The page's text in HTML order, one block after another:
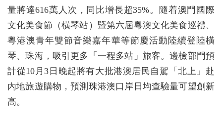
量將達616萬人次，同比增長超35%。隨着澳門國際
文化美食節（橫琴站）暨第六屆粵澳文化美食巡禮、
粵港澳青年雙節音樂嘉年華等節慶活動陸續登陸橫
琴、珠海，吸引更多「一程多站」旅客。邊檢部門預
計從10月3日晚起將有大批港澳居民自駕「北上」赴
內地旅遊購物，預測珠港澳口岸日均查驗量可望創新
高。